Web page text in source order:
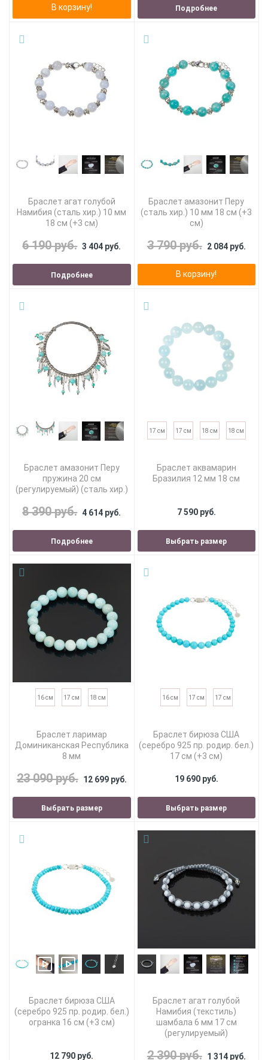
В корзину! Подробнее
Браслет агат голубой
Намибия (сталь хир.) 10 мм
18 см (+3 см)
6 190 руб. 3 404 руб.
Подробнее
Браслет амазонит Перу
(сталь хир.) 10 мм 18 см (+3
см)
3 790 руб. 2 084 руб.
В корзину!
Браслет амазонит Перу
пружина 20 см
(регулируемый) (сталь хир.)
8 390 руб. 4 614 руб.
Подробнее
17 см 17 см 18 см 18 см
Браслет аквамарин
Бразилия 12 мм 18 см
7 590 руб.
Выбрать размер
16 см 17 см 18 см
Браслет ларимар
Доминиканская Республика
8 мм
23 090 руб. 12 699 руб.
Выбрать размер
16 см 17 см 17 см
Браслет бирюза США
(серебро 925 пр. родир. бел.)
17 см (+3 см)
19 690 руб.
Выбрать размер
Браслет бирюза США
(серебро 925 пр. родир. бел.)
огранка 16 см (+3 см)
12 790 руб.
Браслет агат голубой
Намибия (текстиль)
шамбала 6 мм 17 см
(регулируемый)
2 390 руб. 1 314 руб.